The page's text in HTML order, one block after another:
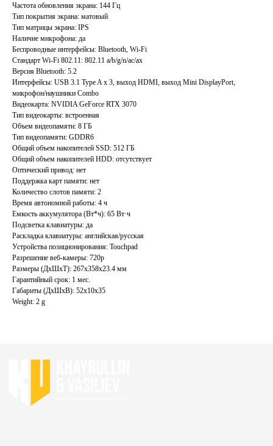
Частота обновления экрана: 144 Гц
Тип покрытия экрана: матовый
Тип матрицы экрана: IPS
Наличие микрофона: да
Беспроводные интерфейсы: Bluetooth, Wi-Fi
Стандарт Wi-Fi 802.11: 802.11 a/b/g/n/ac/ax
Версия Bluetooth: 5.2
Интерфейсы: USB 3.1 Type A x 3, выход HDMI, выход Mini DisplayPort,
микрофон/наушники Combo
Видеокарта: NVIDIA GeForce RTX 3070
Тип видеокарты: встроенная
Объем видеопамяти: 8 ГБ
Тип видеопамяти: GDDR6
Общий объем накопителей SSD: 512 ГБ
Общий объем накопителей HDD: отсутствует
Оптический привод: нет
Поддержка карт памяти: нет
Количество слотов памяти: 2
Время автономной работы: 4 ч
Емкость аккумулятора (Вт*ч): 65 Вт·ч
Подсветка клавиатуры: да
Раскладка клавиатуры: английская/русская
Устройства позиционирования: Touchpad
Разрешение веб-камеры: 720p
Размеры (ДхШхТ): 267x358x23.4 мм
Гарантийный срок: 1 мес.
Габариты (ДхШхВ): 52x10x35
Weight: 2 g
Политика конфиденциальности
Согласие на обработку персональных данных
ИП Хайруллин Ильдар Тагирович
ОГРНИП 324774600152309
Главная
Акции
Контакты
Преимущества
Отзывы
Каталог
Игровые ноутбуки бу
Ноутбуки для работы бу
Ноутбуки для учебы бу